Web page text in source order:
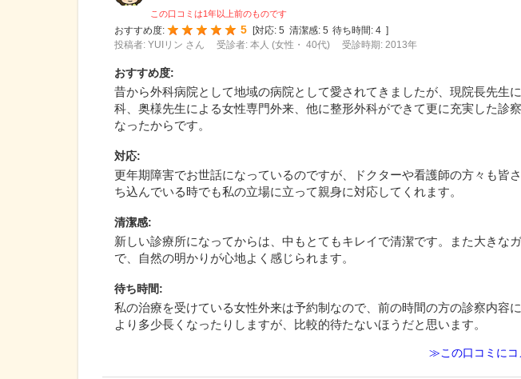
この口コミは1年以上前のものです
おすすめ度:
5 [対応: 5 清潔感: 5 待ち時間: 4 ]
投稿者: YUIリン さん
受診者: 本人 (女性・ 40代) 受診時期: 2013年
おすすめ度:
昔から外科病院として地域の病院として愛されてきましたが、現院長先生
科、奥様先生による女性専門外来、他に整形外科ができて更に充実した診
なったからです。
対応:
更年期障害でお世話になっているのですが、ドクターや看護師の方々も皆
ち込んでいる時でも私の立場に立って親身に対応してくれます。
清潔感:
新しい診療所になってからは、中もとてもキレイで清潔です。また大きな
で、自然の明かりが心地よく感じられます。
待ち時間:
私の治療を受けている女性外来は予約制なので、前の時間の方の診察内容
より多少長くなったりしますが、比較的待たないほうだと思います。
≫この口コミにコ